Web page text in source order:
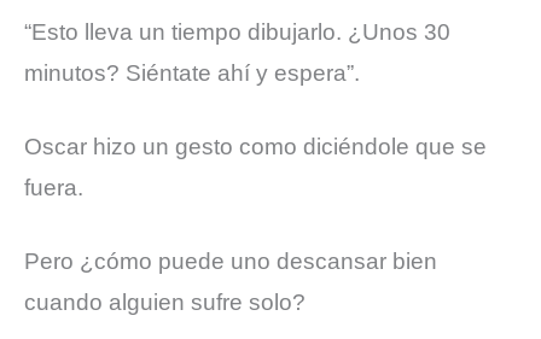
“Esto lleva un tiempo dibujarlo. ¿Unos 30
minutos? Siéntate ahí y espera”.
Oscar hizo un gesto como diciéndole que se
fuera.
Pero ¿cómo puede uno descansar bien
cuando alguien sufre solo?